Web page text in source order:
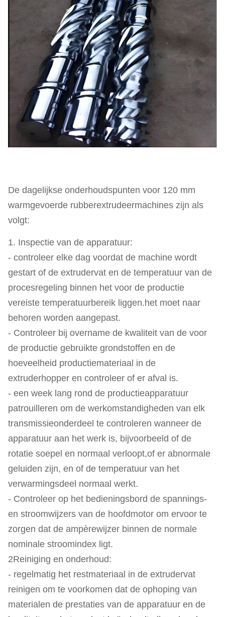
De dagelijkse onderhoudspunten voor 120 mm
warmgevoerde rubberextrudeermachines zijn als
volgt:
1. Inspectie van de apparatuur:
- controleer elke dag voordat de machine wordt
gestart of de extrudervat en de temperatuur van de
procesregeling binnen het voor de productie
vereiste temperatuurbereik liggen.het moet naar
behoren worden aangepast.
- Controleer bij overname de kwaliteit van de voor
de productie gebruikte grondstoffen en de
hoeveelheid productiemateriaal in de
extruderhopper en controleer of er afval is.
- een week lang rond de productieapparatuur
patrouilleren om de werkomstandigheden van elk
transmissie­onderdeel te controleren wanneer de
apparatuur aan het werk is, bijvoorbeeld of de
rotatie soepel en normaal verloopt,of er abnormale
geluiden zijn, en of de temperatuur van het
verwarmingsdeel normaal werkt.
- Controleer op het bedieningsbord de spannings-
en stroomwijzers van de hoofdmotor om ervoor te
zorgen dat de ampèrewijzer binnen de normale
nominale stroomindex ligt.
2Reiniging en onderhoud:
- regelmatig het restmateriaal in de extrudervat
reinigen om te voorkomen dat de ophoping van
materialen de prestaties van de apparatuur en de